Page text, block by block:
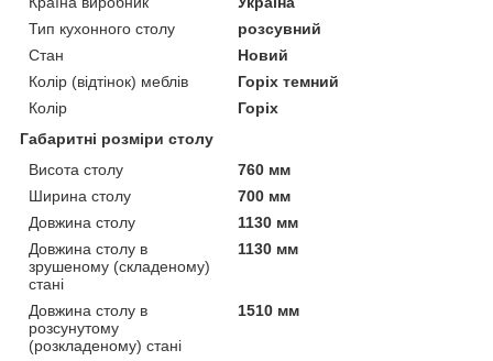
Тип кухонного столу
розсувний
Стан
Новий
Колір (відтінок) меблів
Горіх темний
Колір
Горіх
Габаритні розміри столу
Висота столу
760 мм
Ширина столу
700 мм
Довжина столу
1130 мм
Довжина столу в
зрушеному (складеному)
стані
1130 мм
Довжина столу в
розсунутому
(розкладеному) стані
1510 мм